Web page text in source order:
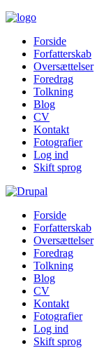
Forside
Forfatterskab
Oversættelser
Foredrag
Tolkning
Blog
CV
Kontakt
Fotografier
Log ind
Skift sprog
Forside
Forfatterskab
Oversættelser
Foredrag
Tolkning
Blog
CV
Kontakt
Fotografier
Log ind
Skift sprog